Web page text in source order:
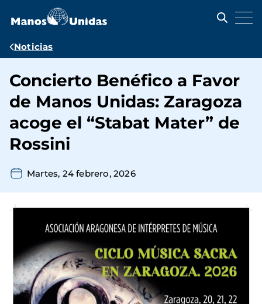
contenido
Ruta
navegación
Noticias
Concierto Benéfico a Favor
de Manos Unidas: Zaragoza
acoge el “Stabat Mater” de
Rossini
Martes, 24 febrero, 2026